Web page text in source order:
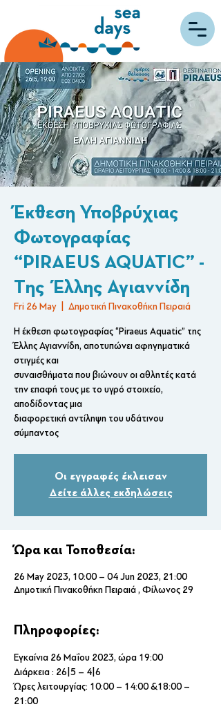
Έκθεση Υποβρύχιας
Φωτογραφίας
“PIRAEUS AQUATIC” -
Tης Έλλης Αγιαννίδη
Fri 26 May Δημοτική Πινακοθήκη Πειραιά
Η έκθεση φωτογραφίας “Piraeus Aquatic” της
Έλλης Αγιαννίδη, αποτυπώνει αφηγηματικά
στιγμές και
συναισθήματα που βιώνουν οι αθλητές κατά
την επαφή τους με το υγρό στοιχείο,
αποδίδοντας μια
διαφορετική αντίληψη του υδάτινου
σύμπαντος
Οι εγγραφές έκλεισαν
Δείτε άλλες εκδηλώσεις
Ώρα και Τοποθεσία:
26 May 2023, 10:00 – 04 Jun 2023, 21:00
Δημοτική Πινακοθήκη Πειραιά , Φίλωνος 29
Πληροφορίες:
Εγκαίνια 26 Μαΐου 2023, ώρα 19:00
Διάρκεια : 26|5 – 4|6
Ώρες λειτουργίας: 10:00 – 14:00 &18:00 –
21:00